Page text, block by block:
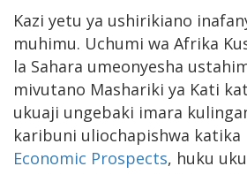
Kazi yetu ya ushirikiano
muhimu. Uchumi wa Afrika
la Sahara umeonyesha
mivutano Mashariki ya Kati
ukuaji ungebaki imara
karibuni uliochapishwa
Economic Prospects, huku